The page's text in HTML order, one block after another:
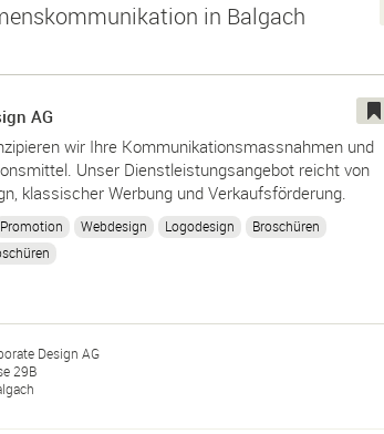
in Balgach
AG
wir Ihre Kommunikationsmassnahmen und
Unser Dienstleistungsangebot reicht von
klassischer Werbung und Verkaufsförderung.
Promotion Webdesign Logodesign
Broschüren
Design AG
29B